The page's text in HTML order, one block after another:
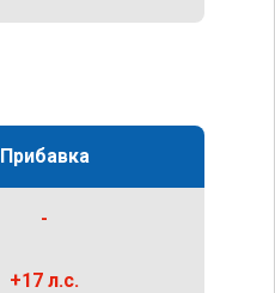
Прибавка
-
+17 л.с.